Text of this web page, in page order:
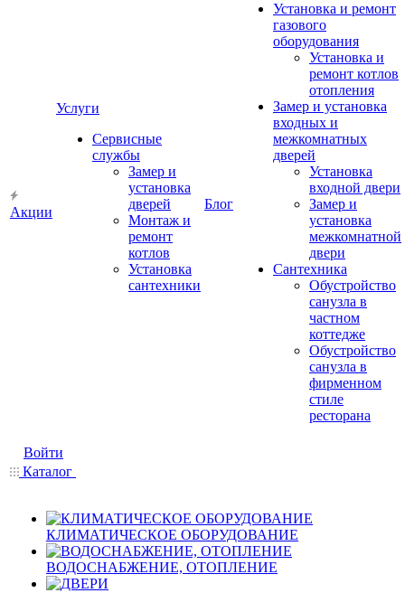
Акции
Услуги
Сервисные
службы
Замер и
установка
дверей
Монтаж и
ремонт
котлов
Установка
сантехники
Блог
Установка и ремонт
газового
оборудования
Установка и
ремонт котлов
отопления
Замер и установка
входных и
межкомнатных
дверей
Установка
входной двери
Замер и
установка
межкомнатной
двери
Сантехника
Обустройство
санузла в
частном
коттедже
Обустройство
санузла в
фирменном
стиле
ресторана
Войти
Каталог
КЛИМАТИЧЕСКОЕ ОБОРУДОВАНИЕ
ВОДОСНАБЖЕНИЕ, ОТОПЛЕНИЕ